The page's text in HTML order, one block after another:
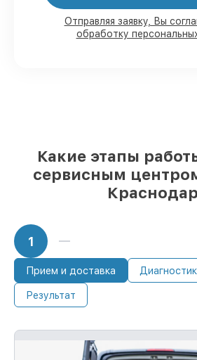
оперативно
Подлинные запчасти
Отправляя заявку, Вы
обработку
Какие этапы
сервисным
1
Прием и доставка
Результат